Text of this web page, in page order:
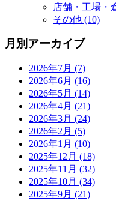
店舗・工場・
その他 (10)
月別アーカイブ
2026年7月 (7)
2026年6月 (16)
2026年5月 (14)
2026年4月 (21)
2026年3月 (24)
2026年2月 (5)
2026年1月 (10)
2025年12月 (18)
2025年11月 (32)
2025年10月 (34)
2025年9月 (21)